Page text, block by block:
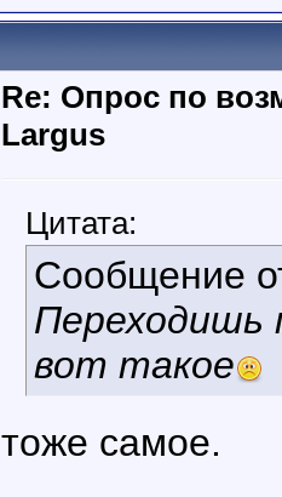
Re: Опрос по
Largus
Цитата:
Сообщение
Переходишь
вот такое
тоже самое.